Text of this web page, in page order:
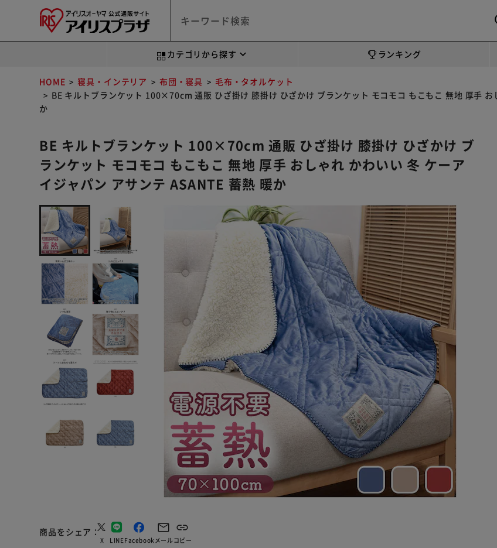
カテゴリから探す ランキング
HOME 寝具・インテリア 布団・寝具
毛布・タオルケット
BE キルトブランケット 100×70cm 通販 ひざ掛け 膝掛け ひざかけ ブランケット モコモコ もこもこ 無地 厚手
か
BE キルトブランケット 100×70cm 通販 ひざ掛け 膝掛け ひざかけ ブ
ランケット モコモコ もこもこ 無地 厚手 おしゃれ かわいい 冬 ケーア
イジャパン アサンテ ASANTE 蓄熱 暖か
商品をシェア
X LINEFacebookメールコピー